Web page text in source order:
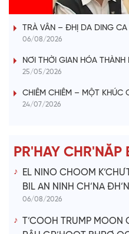
VÀI PHÚT DÀNH CHO
TRÀ VÂN – ĐHỊ DA DING CA
06/08/2026
NƠI THỜI GIAN HÓA THÀNH
25/05/2026
CHIÊM CHIÊM – MỘT KHÚC
24/07/2026
PR'HAY
EL NINO CHOOM
BIL AN NINH CH’NA
06/08/2026
T’COOH TRUMP MOON